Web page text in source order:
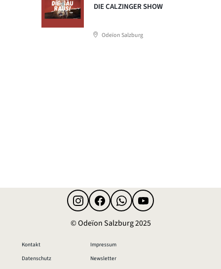
DIE CALZINGER SHOW
Odeïon Salzburg
InstagramFacebookWhatsApp-Kanal
YouTube
© Odeïon Salzburg 2025
Kontakt
Impressum
Datenschutz
Newsletter